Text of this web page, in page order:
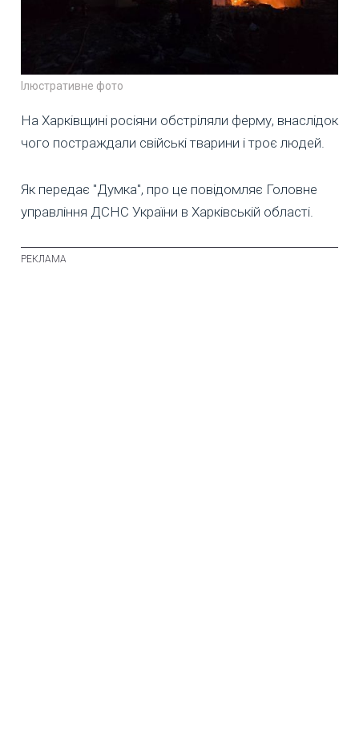
Ілюстративне фото
На Харківщині росіяни обстріляли ферму, внаслідок
чого постраждали свійські тварини і троє людей.
Як передає "Думка", про це повідомляє Головне
управління ДСНС України в Харківській області.